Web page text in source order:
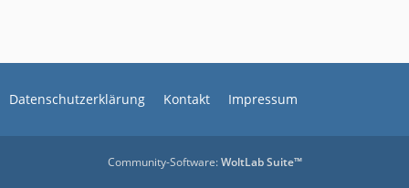
Datenschutzerklärung Kontakt Impressum
Community-Software:WoltLab Suite™